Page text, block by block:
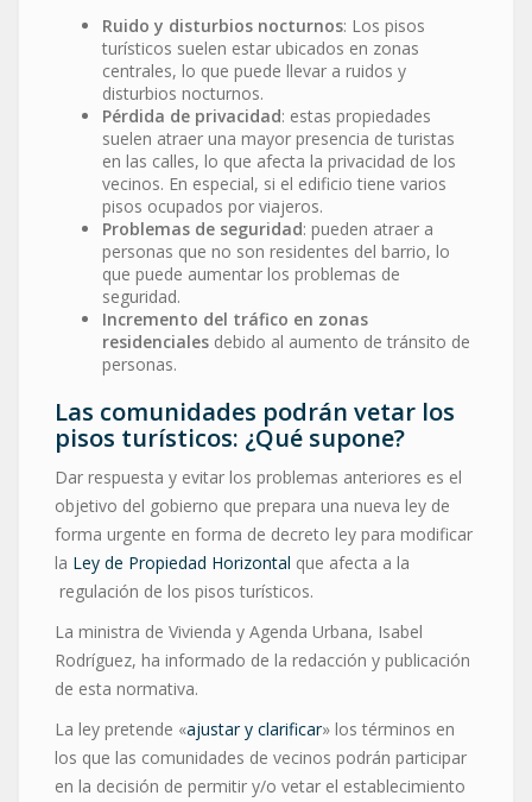
Ruido y disturbios nocturnos: Los pisos
turísticos suelen estar ubicados en zonas
centrales, lo que puede llevar a ruidos y
disturbios nocturnos.
Pérdida de privacidad: estas propiedades
suelen atraer una mayor presencia de turistas
en las calles, lo que afecta la privacidad de los
vecinos. En especial, si el edificio tiene varios
pisos ocupados por viajeros.
Problemas de seguridad: pueden atraer a
personas que no son residentes del barrio, lo
que puede aumentar los problemas de
seguridad.
Incremento del tráfico en zonas
residenciales debido al aumento de tránsito de
personas.
Las comunidades podrán vetar los
pisos turísticos: ¿Qué supone?
Dar respuesta y evitar los problemas anteriores es el
objetivo del gobierno que prepara una nueva ley de
forma urgente en forma de decreto ley para modificar
la Ley de Propiedad Horizontal que afecta a la
regulación de los pisos turísticos.
La ministra de Vivienda y Agenda Urbana, Isabel
Rodríguez, ha informado de la redacción y publicación
de esta normativa.
La ley pretende «ajustar y clarificar» los términos en
los que las comunidades de vecinos podrán participar
en la decisión de permitir y/o vetar el establecimiento